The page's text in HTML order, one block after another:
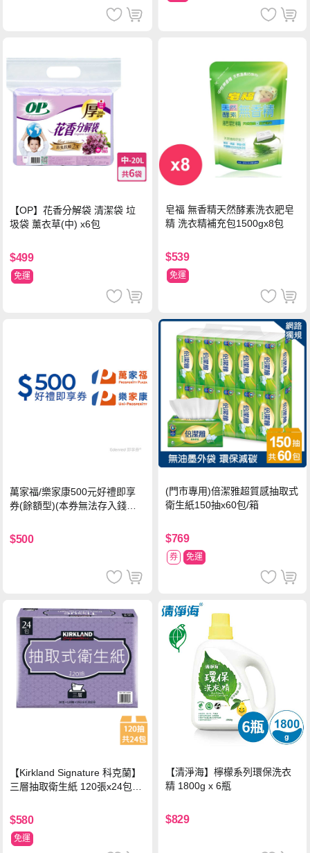
【OP】花香分解袋 清潔袋 垃
圾袋 薰衣草(中) x6包
$499
免運
皂福 無香精天然酵素洗衣肥皂
精 洗衣精補充包1500gx8包
$539
免運
萬家福/樂家康500元好禮即享
券(餘額型)(本券無法存入錢包
$500
(門市專用)倍潔雅超質感抽取式
衛生紙150抽x60包/箱
$769
券 免運
【Kirkland Signature 科克蘭】
三層抽取衛生紙 120張x24包x1
$580
免運
【清淨海】檸檬系列環保洗衣
精 1800g x 6瓶
$829